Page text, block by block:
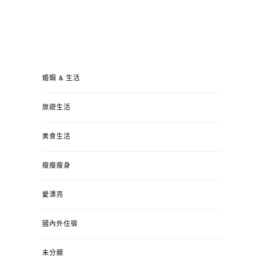
婚姻 & 生活
旅遊生活
美食生活
瘦瘦瘦身
愛漂亮
國內外住宿
未分類